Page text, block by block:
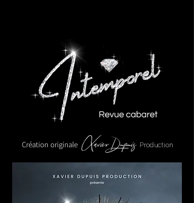
Création originale Xavier Dupuis Production